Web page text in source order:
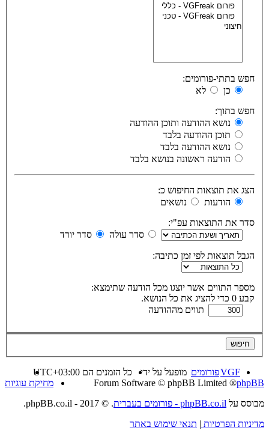
חפש בתתי-פורומים:
כן
לא
חפש בתוך:
נושא ההודעה ותוכן ההודעה
תוכן ההודעה בלבד
נושא ההודעה בלבד
הודעה ראשונה בנושא בלבד
הצג את תוצאות החיפוש כ:
הודעות
נושאים
סדר את התוצאות עפ"י:
סדר עולה
סדר יורד
הגבל תוצאות לפי זמן כתיבה:
מספר התווים אשר יוצגו מכל הודעה שתימצא:
קבע 0 כדי להציג את כל הנושא.
תווים מההודעה
VGFפורומים כל הזמנים הם UTC+03:00
מחיקת עוגיות
מופעל על ידי
phpBB
® Forum Software © phpBB Limited
מבוסס על phpBB.co.il - פורומים בעברית
. © 2017 - phpBB.co.il.
מדיניות הפרטיות | תנאי שימוש באתר